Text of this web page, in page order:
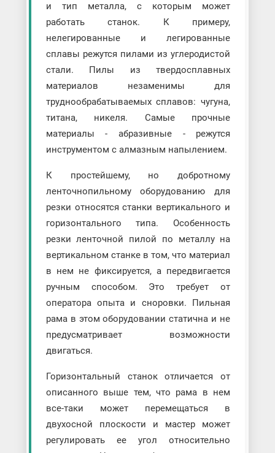
и тип металла, с которым может
работать станок. К примеру,
нелегированные и легированные
сплавы режутся пилами из углеродистой
стали. Пилы из твердосплавных
материалов незаменимы для
труднообрабатываемых сплавов: чугуна,
титана, никеля. Самые прочные
материалы - абразивные - режутся
инструментом с алмазным напылением.
К простейшему, но добротному
ленточнопильному оборудованию для
резки относятся станки вертикального и
горизонтального типа. Особенность
резки ленточной пилой по металлу на
вертикальном станке в том, что материал
в нем не фиксируется, а передвигается
ручным способом. Это требует от
оператора опыта и сноровки. Пильная
рама в этом оборудовании статична и не
предусматривает возможности
двигаться.
Горизонтальный станок отличается от
описанного выше тем, что рама в нем
все-таки может перемещаться в
двухосной плоскости и мастер может
регулировать ее угол относительно